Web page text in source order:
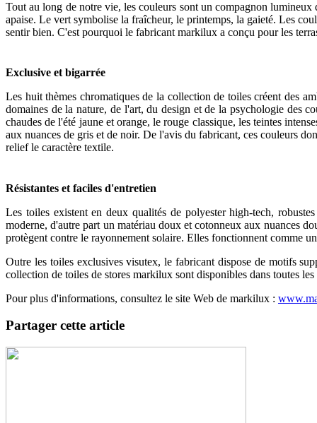
Tout au long de notre vie, les couleurs sont un compagnon
apaise. Le vert symbolise la fraîcheur, le printemps, la gaieté. Les
sentir bien. C'est pourquoi le fabricant markilux a conçu pour les
Exclusive et bigarrée
Les huit thèmes chromatiques de la collection de toiles créent des
domaines de la nature, de l'art, du design et de la psychologie des
chaudes de l'été jaune et orange, le rouge classique, les teintes
aux nuances de gris et de noir. De l'avis du fabricant, ces couleurs
relief le caractère textile.
Résistantes et faciles d'entretien
Les toiles existent en deux qualités de polyester high-tech,
moderne, d'autre part un matériau doux et cotonneux aux nuances
protègent contre le rayonnement solaire. Elles fonctionnent comme
Outre les toiles exclusives visutex, le fabricant dispose de motifs
collection de toiles de stores markilux sont disponibles dans toutes les
Pour plus d'informations, consultez le site Web de markilux :
Partager cette article